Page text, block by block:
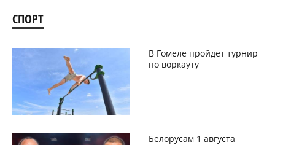
СПОРТ
В Гомеле пройдет турнир
по воркауту
Белорусам 1 августа